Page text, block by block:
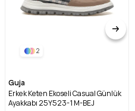
2
Guja
Erkek Keten Ekoseli Casual Günlük
Ayakkabı 25Y523-1 M-BEJ